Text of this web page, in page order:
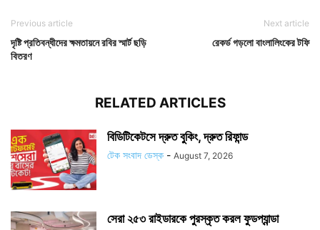
Previous article
দৃষ্টি প্রতিবন্ধীদের ক্ষমতায়নে রবির স্মার্ট ছড়ি
বিতরণ
Next article
রেকর্ড গড়লো বাংলালিংকের টফি
RELATED ARTICLES
বিডিটিকেটসে দ্রুত বুকিং, দ্রুত রিফান্ড
টেক সংবাদ ডেস্ক - August 7, 2026
সেরা ২৫৩ রাইডারকে পুরস্কৃত করল ফুডপ্যান্ডা